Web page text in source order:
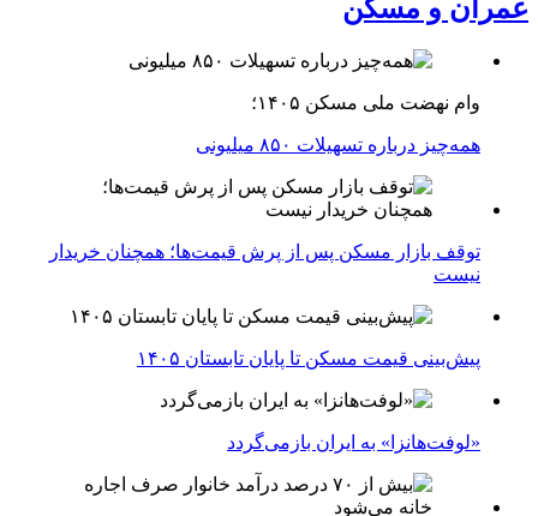
عمران و مسکن
وام نهضت ملی مسکن ۱۴۰۵؛
همه‌چیز درباره تسهیلات ۸۵۰ میلیونی
توقف بازار مسکن پس از پرش قیمت‌ها؛ همچنان خریدار
نیست
پیش‌بینی قیمت مسکن تا پایان تابستان ۱۴۰۵
«لوفت‌هانزا» به ایران بازمی‌گردد